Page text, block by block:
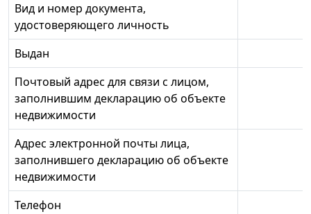
Вид и номер документа,
удостоверяющего личность
Выдан
Почтовый адрес для связи с лицом,
заполнившим декларацию об объекте
недвижимости
Адрес электронной почты лица,
заполнившего декларацию об объекте
недвижимости
Телефон